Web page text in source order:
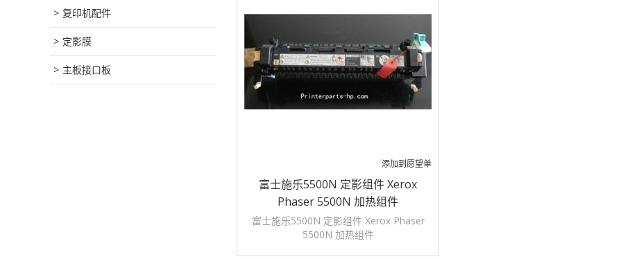
复印机配件
定影膜
主板接口板
添加到愿望单
富士施乐5500N 定影组件 Xerox
Phaser 5500N 加热组件
富士施乐5500N 定影组件 Xerox Phaser
5500N 加热组件